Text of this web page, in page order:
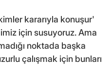
kararıyla konuşur'
için susuyoruz. Ama
noktada başka
çalışmak için bunları